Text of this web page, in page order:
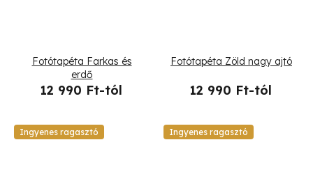
Fotótapéta Farkas és
erdő
12 990 Ft-tól
Fotótapéta Zöld nagy ajtó
12 990 Ft-tól
Ingyenes ragasztó Ingyenes ragasztó